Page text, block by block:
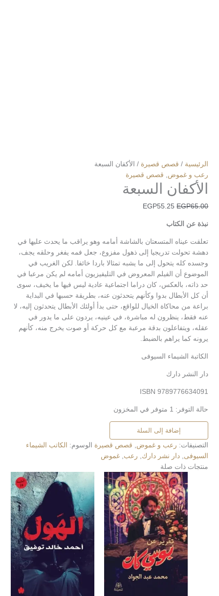
الرئيسية / قصص قصيرة / الأكفان السبعة
رعب و غموض
قصص قصيرة
الأكفان السبعة
EGP65.00
EGP55.25
نبذة عن الكتاب
تعلقت عيناه المتسعتان بالشاشة أمامه وهو يراقب ما يحدث عليها في
دهشة تحولت تدريجيا إلى ذهول مفزوع، جعل فمه يفغر وحلقه يجف،
وجسده كله يتحول إلى ما يشبه تمثالا باردا خائفا. لكن الغريب في
الموضوع أن الفيلم المعروض في التليفيزيون أمامه لم يكن مرعبا في
حد ذاته، بالعكس، كان دراما اجتماعية عادية ليس فيها ما يخيف، سوى
أن كل الأبطال بدوا وكأنهم يتحدثون عنه، بطريقة حسبها في البداية
براعة من محاكاة الخيال للواقع، حتى بدأ أولئك الأبطال يتحدثون إليه، لا
عنه فقط، ينظرون له مباشرة، في عينيه، يردون على ما يدور في
عقله، ويتفاعلون بدقة مرعبة مع كل حركة أو صوت يخرج منه، كأنهم
يرونه كما يراهم بالضبط.
الكاتبة الشيماء السيوفى
دار النشر دارك
ISBN 9789776634091
حالة التوفر: 1 متوفر في المخزون
إضافة إلى السلة
التصنيفات: رعب و غموض قصص قصيرة الوسوم: الكاتب الشيماء
السيوفى دار نشر دارك رعب غموض
منتجات ذات صلة